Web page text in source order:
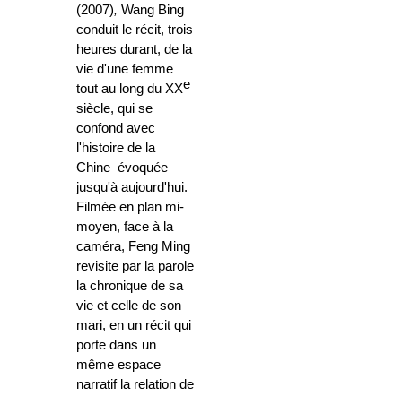
(2007), Wang Bing
conduit le récit, trois
heures durant, de la
vie d'une femme
tout au long du XXe
siècle, qui se
confond avec
l'histoire de la
Chine évoquée
jusqu'à aujourd'hui.
Filmée en plan mi-
moyen, face à la
caméra, Feng Ming
revisite par la parole
la chronique de sa
vie et celle de son
mari, en un récit qui
porte dans un
même espace
narratif la relation de